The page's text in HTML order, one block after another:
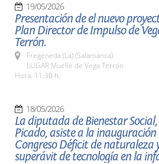
19/05/2026
Presentación de el nuevo
Plan Director de Impulso de
Terrón.
Fregeneda (La) (Salamanca)
LUGAR Muelle de Vega Terrón
Hora: 11:30 h.
18/05/2026
La diputada de Bienestar Social,
Picado, asiste a la inauguración
Congreso Déficit de naturaleza
superávit de tecnología en la